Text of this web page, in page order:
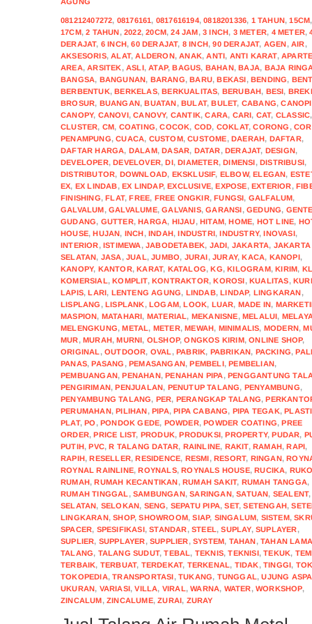
081212407272, 08176161, 0817616194,0818201336, 1 TAHUN,15CM,
17CM,2 TAHUN,2022,20CM,24 JAM,3 INCH, 3 METER, 4 METER,
DERAJAT, 6 INCH,60 DERAJAT, 8 INCH,90 DERAJAT, AGEN,AIR,
AKSESORIS,ALAT,ALDERON,ANAK,ANTI, ANTI KARAT,
AREA,ARSITEK,ASLI,ATAP,BAGUS, BAHAN,BAJA, BAJA
BANGSA, BANGUNAN, BARANG,BARU,BEKASI,BENDING,
BERBENTUK,BERKELAS,BERKUALITAS, BERUBAH, BESI,
BROSUR, BUANGAN,BUATAN,BULAT,BULET, CABANG,CANOPI
CANOPY, CANOVI,CANOVY, CANTIK,CARA, CARI, CAT, CLASSIC,
CLUSTER, CM, COATING,COCOK, COD, COKLAT,CORONG ,
PENAMPUNG,CUACA, CUSTOM,CUSTOME,DAERAH, DAFTAR,
DAFTAR HARGA, DALAM,DASAR, DATAR,DERAJAT, DESIGN,
DEVELOPER,DEVELOVER,DI,DIAMETER,DIMENSI,DISTRIBUSI,
DISTRIBUTOR, DOWNLOAD, EKSKLUSIF, ELBOW,ELEGAN,
EX, EX LINDAB,EX LINDAP,EXCLUSIVE,EXPOSE,EXTERIOR,
FINISHING,FLAT,FREE, FREE ONGKIR,FUNGSI, GALFALUM,
GALVALUM,GALVALUME,GALVANIS,GARANSI,GEDUNG,
GUDANG, GUTTER,HARGA, HIJAU,HITAM,HOME, HOT LINE,
HOUSE,HUJAN, INCH,INDAH,INDUSTRI,INDUSTRY,INOVASI,
INTERIOR,ISTIMEWA,JABODETABEK, JADI, JAKARTA, JAKARTA
SELATAN, JASA,JUAL,JUMBO, JURAI,JURAY,KACA, KANOPI,
KANOPY, KANTOR,KARAT, KATALOG,KG,KILOGRAM,KIRIM,
KOMERSIAL,KOMPLIT,KONTRAKTOR,KOROSI,KUALITAS,
LAPIS,LARI, LENTENG AGUNG, LINDAB,LINDAP, LINGKARAN,
LISPLANG ,LISPLANK,LOGAM,LOOK, LUAR, MADE IN,
MASPION, MATAHARI, MATERIAL, MEKANISNE,MELALUI,
MELENGKUNG,METAL, METER,MEWAH, MINIMALIS, MODERN,
MUR,MURAH,MURNI, OLSHOP,ONGKOS KIRIM,ONLINE SHOP,
ORIGINAL ,OUTDOOR, OVAL ,PABRIK, PABRIKAN, PACKING,
PANAS,PASANG ,PEMASANGAN,PEMBELI,PEMBELIAN,
PEMBUANGAN,PENAHAN,PENAHAN PIPA,PENGGANTUNG
PENGIRIMAN,PENJUALAN, PENUTUP TALANG, PENYAMBUNG,
PENYAMBUNG TALANG, PER, PERANGKAP TALANG,
PERUMAHAN,PILIHAN,PIPA,PIPA CABANG, PIPA TEGAK,
PLAT,PO ,PONDOK GEDE, POWDER,POWDER COATING,PREE
ORDER,PRICE LIST, PRODUK,PRODUKSI,PROPERTY,PUDAR,
PUTIH,PVC,R TALANG DATAR, RAINLINE, RAKIT,RAMAH,RAPI,
RAPIH,RESELLER,RESIDENCE, RESMI,RESORT, RINGAN,
ROYNAL RAINLINE,ROYNALS,ROYNALS HOUSE,RUCIKA, RUKO
RUMAH,RUMAH KECANTIKAN,RUMAH SAKIT, RUMAH TANGGA,
RUMAH TINGGAL ,SAMBUNGAN,SARINGAN,SATUAN, SEALENT,
SELATAN, SELOKAN, SENG, SEPATU PIPA,SET,SETENGAH,
LINGKARAN,SHOP,SHOWROOM,SIAP, SINGALUM, SISTEM,
SPACER, SPESIFIKASI,STANDAR,STEEL,SUPLAY,SUPLAYER,
SUPLIER, SUPPLAYER,SUPPLIER,SYSTEM, TAHAN,TAHAN LAMA
TALANG, TALANG SUDUT,TEBAL, TEKNIS,TEKNISI,TEKUK,
TERBAIK, TERBUAT, TERDEKAT, TERKENAL, TIDAK,TINGGI,
TOKOPEDIA,TRANSPORTASI,TUKANG, TUNGGAL,UJUNG
UKURAN, VARIASI,VILLA, VIRAL,WARNA, WATER,WORKSHOP,
ZINCALUM,ZINCALUME,ZURAI, ZURAY